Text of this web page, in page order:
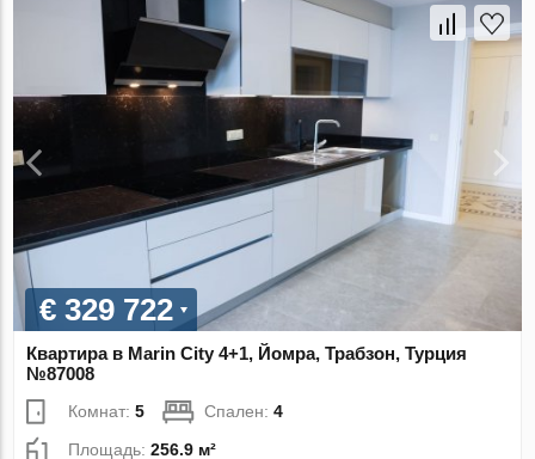
€ 329 722
Квартира в Marin City 4+1, Йомра, Трабзон, Турция
№87008
Комнат:5 Спален:4
Площадь:256.9 м²